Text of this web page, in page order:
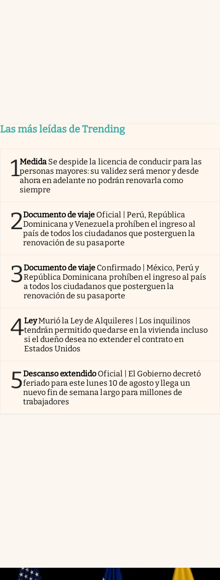
Las más leídas de Trending
1Medida Se despide la licencia de conducir para las
personas mayores: su validez será menor y desde
ahora en adelante no podrán renovarla como
siempre
2Documento de viaje Oficial | Perú, República
Dominicana y Venezuela prohíben el ingreso al
país de todos los ciudadanos que posterguen la
renovación de su pasaporte
3Documento de viaje Confirmado | México, Perú y
República Dominicana prohíben el ingreso al país
a todos los ciudadanos que posterguen la
renovación de su pasaporte
4LeyMurió la Ley de Alquileres | Los inquilinos
tendrán permitido quedarse en la vivienda incluso
si el dueño desea no extender el contrato en
Estados Unidos
5Descanso extendido Oficial | El Gobierno decretó
feriado para este lunes 10 de agosto y llega un
nuevo fin de semana largo para millones de
trabajadores